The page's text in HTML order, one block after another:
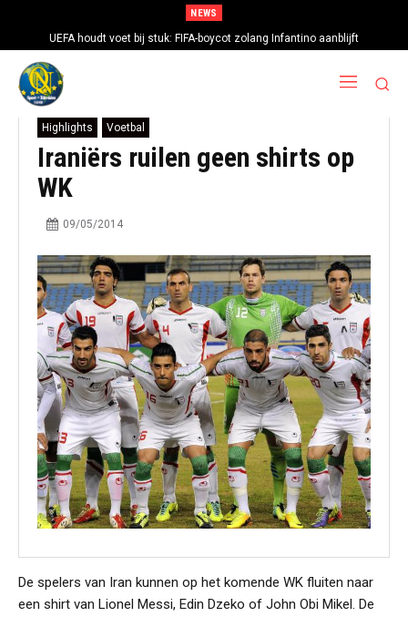
NEWS
UEFA houdt voet bij stuk: FIFA-boycot zolang Infantino aanblijft
Highlights Voetbal
Iraniërs ruilen geen shirts op
WK
09/05/2014
De spelers van Iran kunnen op het komende WK fluiten naar
een shirt van Lionel Messi, Edin Dzeko of John Obi Mikel. De